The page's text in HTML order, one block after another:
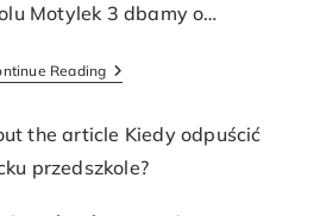
Motylek 3 dbamy o…
Reading